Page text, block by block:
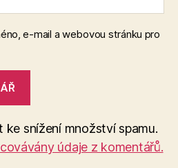
e-mail a webovou stránku pro
ke snížení množství spamu.
údaje z komentářů.